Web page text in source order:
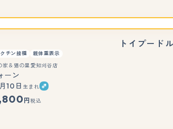
トイプード
チン接種
親体重表示
家＆猫の里愛知刈谷店
ーン
10日 生まれ
円 税込